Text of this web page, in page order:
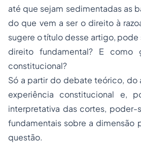
até que sejam sedimentadas as
do que vem a ser o direito à
sugere o título desse artigo,
direito fundamental? E como
constitucional?
Só a partir do debate teórico, do
experiência constitucional e,
interpretativa das cortes, poder-
fundamentais sobre a dimensão
questão.